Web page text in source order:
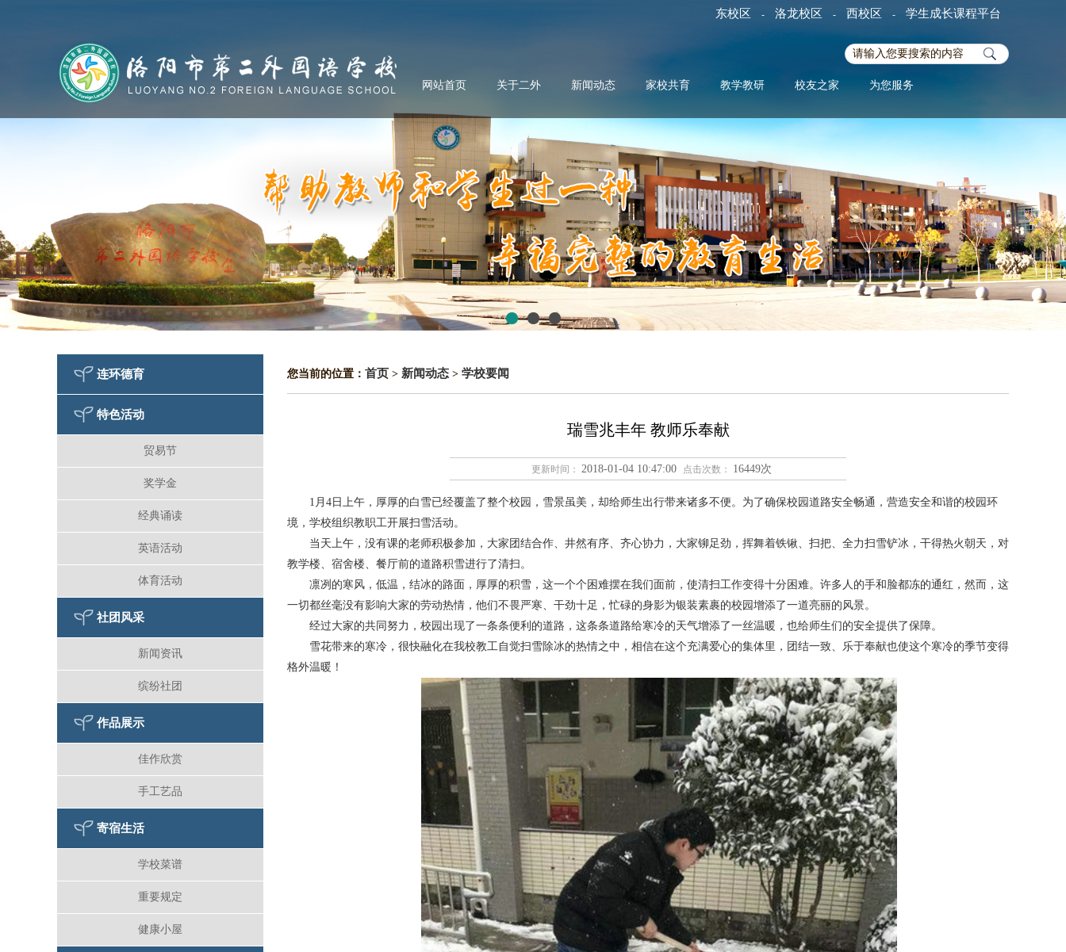
东校区 - 洛龙校区 - 西校区 - 学生成长课程平台
网站首页 关于二外 新闻动态 家校共育 教学教研 校友之家 为您服务
连环德育
特色活动
贸易节
奖学金
经典诵读
英语活动
体育活动
社团风采
新闻资讯
缤纷社团
作品展示
佳作欣赏
手工艺品
寄宿生活
学校菜谱
重要规定
健康小屋
您当前的位置： 首页 > 新闻动态 > 学校要闻
瑞雪兆丰年 教师乐奉献
更新时间： 2018-01-04 10:47:00 点击次数： 16449次
1月4日上午，厚厚的白雪已经覆盖了整个校园，雪景虽美，却给师生出行带来诸多不便。为了确保校园道路安全畅通，营造安全和谐的校园环
境，学校组织教职工开展扫雪活动。
当天上午，没有课的老师积极参加，大家团结合作、井然有序、齐心协力，大家铆足劲，挥舞着铁锹、扫把、全力扫雪铲冰，干得热火朝天，对
教学楼、宿舍楼、餐厅前的道路积雪进行了清扫。
凛冽的寒风，低温，结冰的路面，厚厚的积雪，这一个个困难摆在我们面前，使清扫工作变得十分困难。许多人的手和脸都冻的通红，然而，这
一切都丝毫没有影响大家的劳动热情，他们不畏严寒、干劲十足，忙碌的身影为银装素裹的校园增添了一道亮丽的风景。
经过大家的共同努力，校园出现了一条条便利的道路，这条条道路给寒冷的天气增添了一丝温暖，也给师生们的安全提供了保障。
雪花带来的寒冷，很快融化在我校教工自觉扫雪除冰的热情之中，相信在这个充满爱心的集体里，团结一致、乐于奉献也使这个寒冷的季节变得
格外温暖！